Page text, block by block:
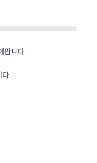
팝니다
다